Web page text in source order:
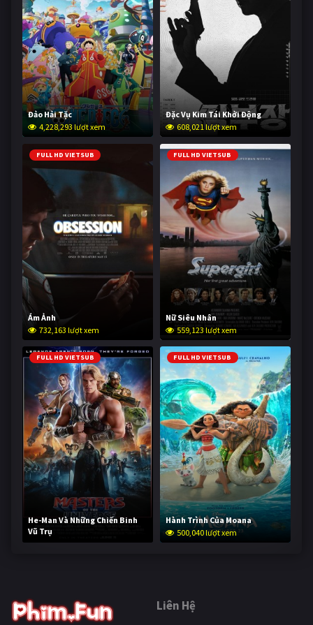
Đảo Hải Tặc
4,228,293 lượt xem
Đặc Vụ Kim Tái Khởi Động
608,021 lượt xem
FULL HD VIETSUB
Ám Ảnh
732,163 lượt xem
FULL HD VIETSUB
Nữ Siêu Nhân
559,123 lượt xem
FULL HD VIETSUB
He-Man Và Những Chiến Binh
Vũ Trụ
249,560 lượt xem
FULL HD VIETSUB
Hành Trình Của Moana
500,040 lượt xem
Liên Hệ